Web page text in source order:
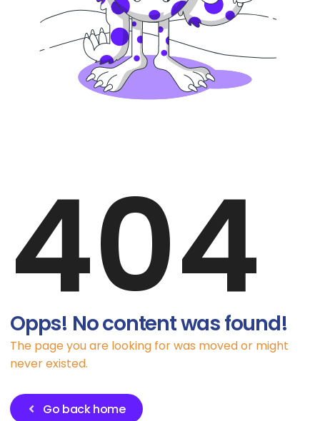
404
Opps! No content was found!
The page you are looking for was moved or might
never existed.
Go back home